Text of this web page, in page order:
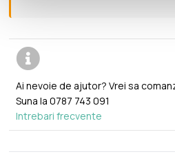
Ai nevoie de ajutor? Vrei sa
Suna la0787 743 091
Intrebari frecvente